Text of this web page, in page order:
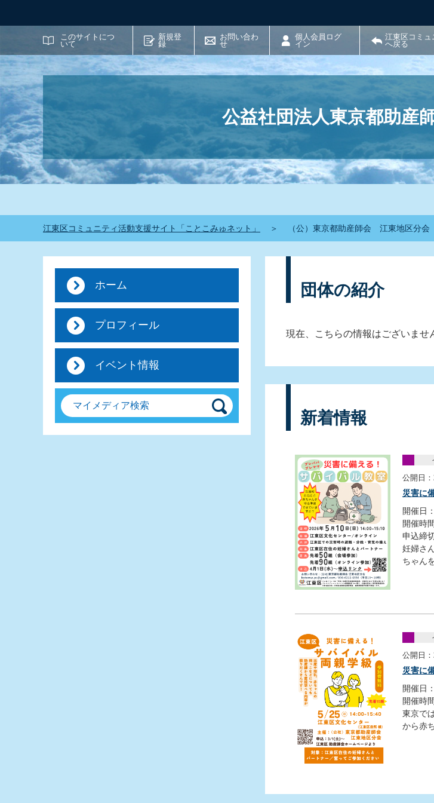
このサイトにつ
いて
新規登
録
お問い合わ
せ
個人会員ログ
イン
江東区コミュ
へ戻る
サイト内検索
公益社団法人東京都助産
江東区コミュニティ活動支援サイト「ことこみゅネット」 ＞ （公）東京都助産師会 江東地区分会
団体の紹介
現在、こちらの情報はございませ
新着情報
公開日
災害に
開催日
開催時
申込締
妊婦さ
ちゃん
公開日
災害に
開催日
開催時
東京で
から赤
ホーム
プロフィール
イベント情報
マイメディア検索